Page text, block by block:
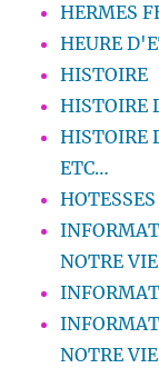
HERMES
HEURE
HISTOIRE
HISTOIRE
HISTOIRE
ETC…
NOTRE
NOTRE